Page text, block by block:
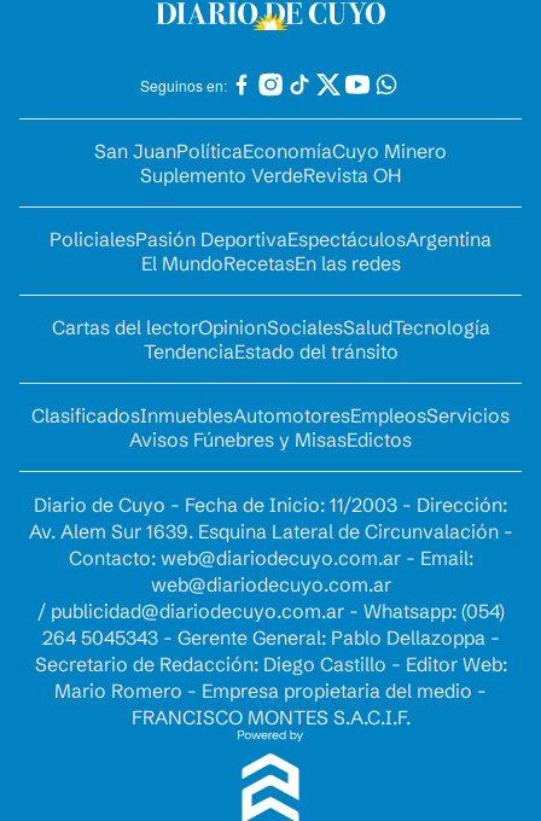
Seguinos en:
San JuanPolíticaEconomíaCuyo Minero
Suplemento VerdeRevista OH
PolicialesPasión DeportivaEspectáculosArgentina
El MundoRecetasEn las redes
Cartas del lectorOpinionSocialesSaludTecnología
TendenciaEstado del tránsito
ClasificadosInmueblesAutomotoresEmpleosServicios
Avisos Fúnebres y MisasEdictos
Diario de Cuyo - Fecha de Inicio: 11/2003 - Dirección:
Av. Alem Sur 1639. Esquina Lateral de Circunvalación -
Contacto: web@diariodecuyo.com.ar- Email:
web@diariodecuyo.com.ar
/ publicidad@diariodecuyo.com.ar- Whatsapp: (054)
264 5045343 - Gerente General: Pablo Dellazoppa -
Secretario de Redacción: Diego Castillo - Editor Web:
Mario Romero - Empresa propietaria del medio -
FRANCISCO MONTES S.A.C.I.F.